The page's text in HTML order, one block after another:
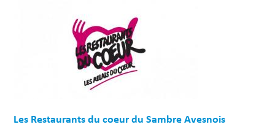
Les Restaurants du coeur du Sambre Avesnois